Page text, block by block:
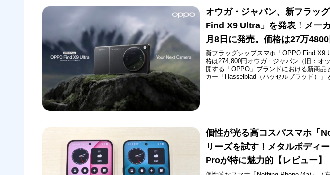
オウガ・ジャパン、新フラッ
Find X9 Ultra」を発表！メー
月8日に発売。価格は27万4800
新フラッグシップスマホ「OPPO Find X9
格は274,800円オウガ・ジャパン（旧：オ
開する「OPPO」ブランドにおける新商品
カー「Hasselblad（ハッセルブラッド）」
個性が光る高コスパスマホ「
リーズを試す！メタルボディ
Proが特に魅力的【レビュー】